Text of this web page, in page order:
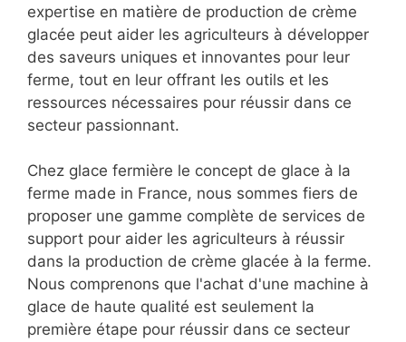
expertise en matière de production de crème
glacée peut aider les agriculteurs à développer
des saveurs uniques et innovantes pour leur
ferme, tout en leur offrant les outils et les
ressources nécessaires pour réussir dans ce
secteur passionnant.
Chez glace fermière le concept de glace à la
ferme made in France, nous sommes fiers de
proposer une gamme complète de services de
support pour aider les agriculteurs à réussir
dans la production de crème glacée à la ferme.
Nous comprenons que l'achat d'une machine à
glace de haute qualité est seulement la
première étape pour réussir dans ce secteur